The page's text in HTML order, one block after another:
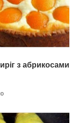
з абрикосами
до
і
м’який,